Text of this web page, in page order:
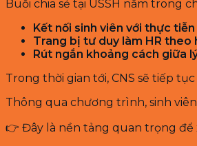
Buổi chia sẻ tại USSH nằm trong
Kết nối sinh viên với thực
Trang bị tư duy làm HR theo
Rút ngắn khoảng cách giữa
Trong thời gian tới, CNS sẽ tiếp
Thông qua chương trình, sinh
👉 Đây là nền tảng quan trọng